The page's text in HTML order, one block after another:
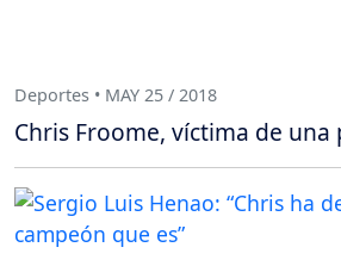
Deportes • MAY 25 / 2018
Chris Froome, víctima de una